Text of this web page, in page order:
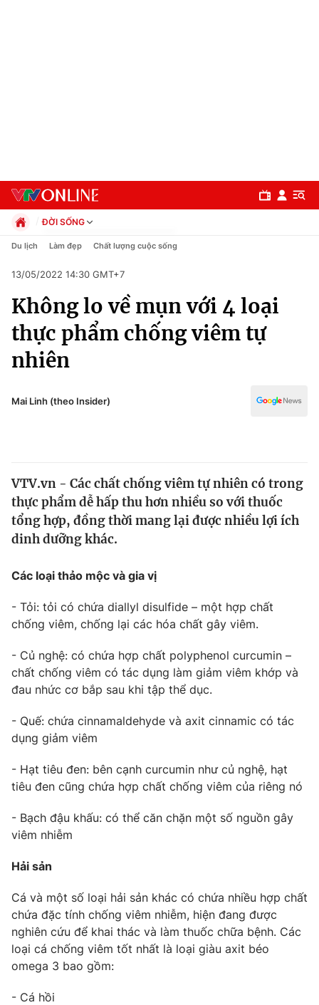
Chuyên mục
Chính trị
Xã hội
Pháp luật
Thế giới
Tin tức
Thế giới đó đây
Câu chuyện quốc tế
Kinh tế
Góc doanh nghiệp
Dữ liệu và đời sống
Truyền hình
Hậu trường
Nhân vật
Khán giả
Giải trí
Điện ảnh
Âm nhạc
Sao
Đời sống
Du lịch
Chất lượng cuộc sống
Giáo dục
Tuyển sinh
Học trực tuyến
Công nghệ
Sản phẩm
Thị trường
Tư vấn
Giao lưu trực tuyến
Lịch phát sóng
Chuyên mục khác
Emagazine Podcast
ĐỜI SỐNG
Chính trị
Pháp luật
Kinh tế
Thể thao
Truyền hình
Văn hóa - Giải trí
Công nghệ
Du lịch Làm đẹp Chất lượng cuộc sống
13/05/2022 14:30 GMT+7
Không lo về mụn với 4 loại
thực phẩm chống viêm tự
nhiên
Mai Linh (theo Insider)
VTV.vn - Các chất chống viêm tự nhiên có trong
thực phẩm dễ hấp thu hơn nhiều so với thuốc
tổng hợp, đồng thời mang lại được nhiều lợi ích
dinh dưỡng khác.
Các loại thảo mộc và gia vị
- Tỏi: tỏi có chứa diallyl disulfide – một hợp chất
chống viêm, chống lại các hóa chất gây viêm.
- Củ nghệ: có chứa hợp chất polyphenol curcumin –
chất chống viêm có tác dụng làm giảm viêm khớp và
đau nhức cơ bắp sau khi tập thể dục.
- Quế: chứa cinnamaldehyde và axit cinnamic có tác
dụng giảm viêm
- Hạt tiêu đen: bên cạnh curcumin như củ nghệ, hạt
tiêu đen cũng chứa hợp chất chống viêm của riêng nó
- Bạch đậu khấu: có thể căn chặn một số nguồn gây
viêm nhiễm
Hải sản
Cá và một số loại hải sản khác có chứa nhiều hợp chất
chứa đặc tính chống viêm nhiễm, hiện đang được
nghiên cứu để khai thác và làm thuốc chữa bệnh. Các
loại cá chống viêm tốt nhất là loại giàu axit béo
omega 3 bao gồm:
- Cá hồi